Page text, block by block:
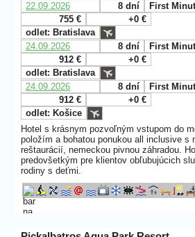
22.09.2026
8 dní
First
755 €
+0 €
odlet: Bratislava
24.09.2026
8 dní
First
912 €
+0 €
odlet: Bratislava
24.09.2026
8 dní
First
912 €
+0 €
odlet: Košice
Hotel s krásnym pozvoľným vstupom do
položím a bohatou ponukou all inclusive s
reštaurácií, nemeckou pivnou záhradou.
predovšetkým pre klientov obľubujúcich
rodiny s deťmi.